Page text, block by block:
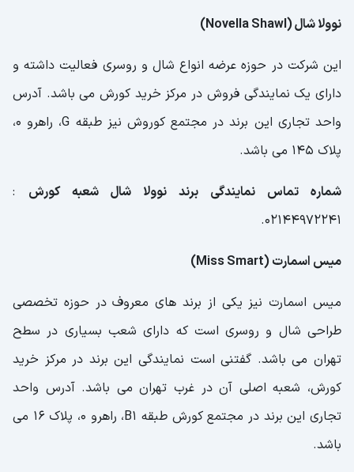
نوولا شال (Novella Shawl)
این شرکت در حوزه عرضه انواع شال و روسری فعالیت داشته و
دارای یک نمایندگی فروش در مرکز خرید کورش می باشد. آدرس
واحد تجاری این برند در مجتمع کوروش نیز طبقه G، راهرو 0،
پلاک 145 می باشد.
شماره تماس نمایندگی برند نوولا شال شعبه کورش :
02144972241.
میس اسمارت (Miss Smart)
میس اسمارت نیز یکی از برند های معروف در حوزه تخصصی
طراحی شال و روسری است که دارای شعب بسیاری در سطح
تهران می باشد. گفتنی است نمایندگی این برند در مرکز خرید
کورش، شعبه اصلی آن در غرب تهران می باشد. آدرس واحد
تجاری این برند در مجتمع کورش طبقه B1، راهرو 0، پلاک 16 می
باشد.